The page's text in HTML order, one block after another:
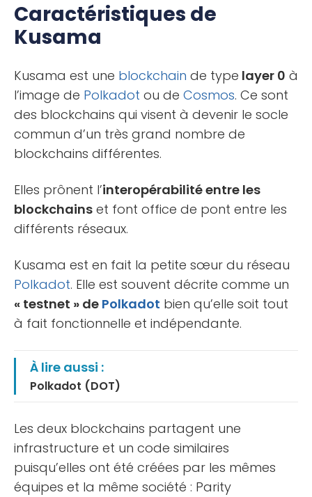
Caractéristiques de
Kusama
Kusama est une blockchain de type layer 0 à
l’image de Polkadot ou de Cosmos. Ce sont
des blockchains qui visent à devenir le socle
commun d’un très grand nombre de
blockchains différentes.
Elles prônent l’interopérabilité entre les
blockchains et font office de pont entre les
différents réseaux.
Kusama est en fait la petite sœur du réseau
Polkadot. Elle est souvent décrite comme un
« testnet » de Polkadot bien qu’elle soit tout
à fait fonctionnelle et indépendante.
À lire aussi :
Polkadot (DOT)
Les deux blockchains partagent une
infrastructure et un code similaires
puisqu’elles ont été créées par les mêmes
équipes et la même société : Parity